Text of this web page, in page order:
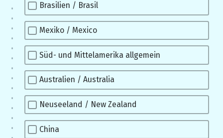
Brasilien / Brasil
Mexiko / Mexico
Süd- und Mittelamerika allgemein
Australien / Australia
Neuseeland / New Zealand
China